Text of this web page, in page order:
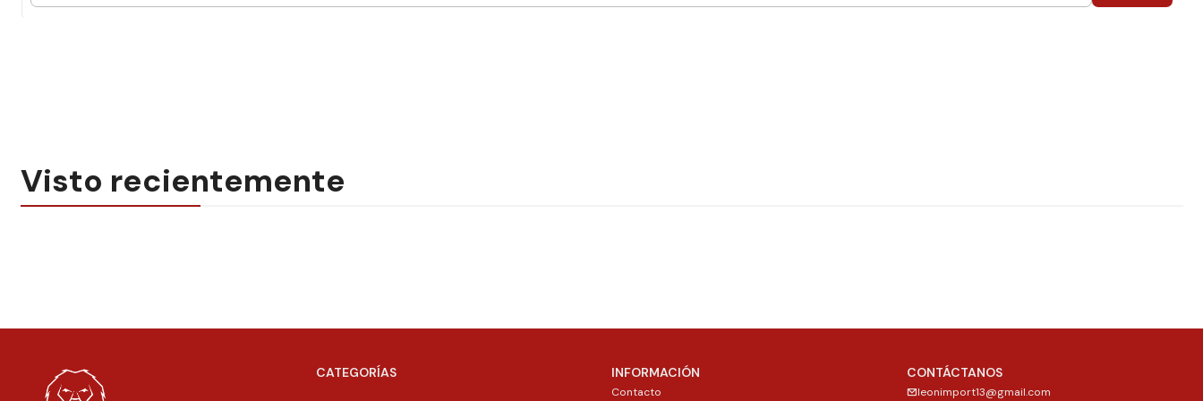
Visto recientemente
CATEGORÍAS INFORMACIÓN
Contacto
CONTÁCTANOS
leonimport13@gmail.com